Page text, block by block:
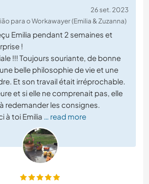
26 set. 2023
para o Workawayer (Emilia & Zuzanna)
Emilia pendant 2 semaines et
!
!!! Toujours souriante, de bonne
belle philosophie de vie et une
Et son travail était irréprochable.
et si elle ne comprenait pas, elle
redemander les consignes.
à toi Emilia … read more